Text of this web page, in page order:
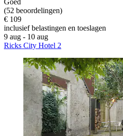
(52 beoordelingen)
€ 109
inclusief belastingen en toeslagen
9 aug - 10 aug
Ricks City Hotel 2